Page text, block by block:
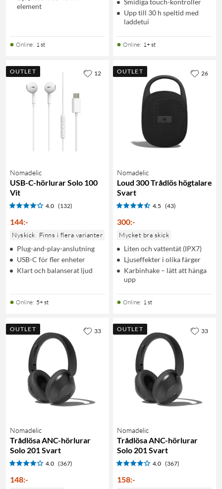
element
Online: 1 st
Smidiga touch-kontroller
Upp till 30 h speltid med
laddetui
Online: 1+ st
OUTLET
Nomadelic
USB-C-hörlurar Solo 100
Vit
4.0 (132)
144:-
Nyskick Finns i flera varianter
Plug-and-play-anslutning
USB-C för fler enheter
Klart och balanserat ljud
Online: 5+ st
12 OUTLET
Nomadelic
Loud 300 Trådlös högtalare
Svart
4.5 (43)
300:-
Mycket bra skick
Liten och vattentät (IPX7)
Ljuseffekter i olika färger
Karbinhake – lätt att hänga
upp
Online: 1 st
26
OUTLET
Nomadelic
Trådlösa ANC-hörlurar
Solo 201 Svart
4.0 (367)
148:-
33 OUTLET
Nomadelic
Trådlösa ANC-hörlurar
Solo 201 Svart
4.0 (367)
158:-
33